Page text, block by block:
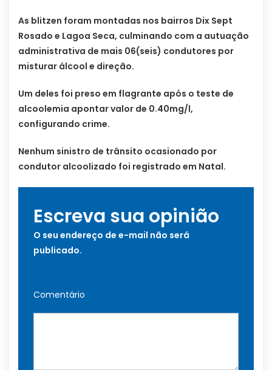
As blitzen foram montadas nos bairros Dix Sept
Rosado e Lagoa Seca, culminando com a autuação
administrativa de mais 06(seis) condutores por
misturar álcool e direção.
Um deles foi preso em flagrante após o teste de
alcoolemia apontar valor de 0.40mg/l,
configurando crime.
Nenhum sinistro de trânsito ocasionado por
condutor alcoolizado foi registrado em Natal.
Escreva sua opinião
O seu endereço de e-mail não será
publicado.
Comentário